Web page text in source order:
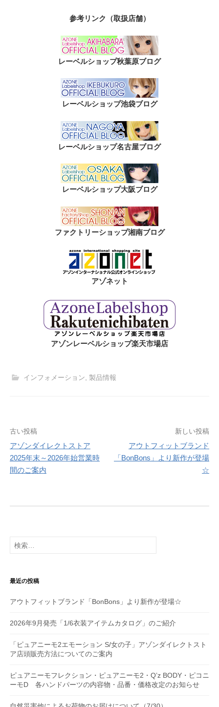
参考リンク（取扱店舗）
レーベルショップ秋葉原ブログ
レーベルショップ池袋ブログ
レーベルショップ名古屋ブログ
レーベルショップ大阪ブログ
ファクトリーショップ湘南ブログ
アゾネット
アゾンレーベルショップ楽天市場店
インフォメーション, 製品情報
投
稿
ナ
シ
ョ
ン
古い投稿
アゾンダイレクトストア
2025年末～2026年始営業時
間のご案内
新しい投稿
アウトフィットブランド
「BonBons」より新作が登場
☆
検
索:
最近の投稿
アウトフィットブランド「BonBons」より新作が登場☆
2026年9月発売「1/6衣装アイテムカタログ」のご紹介
「ピュアニーモ2エモーション S/女の子」アゾンダイレクトスト
ア店頭販売方法についてのご案内
ピュアニーモフレクション・ピュアニーモ2・Q’z BODY・ピコニ
ーモD 各ハンドパーツの内容物・品番・価格改定のお知らせ